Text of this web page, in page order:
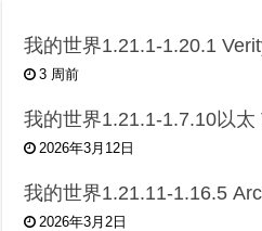
我的世界1.21.1-1.20.1
3 周前
我的世界1.21.1-1.7.10以
2026年3月12日
我的世界1.21.11-1.16.5
2026年3月2日